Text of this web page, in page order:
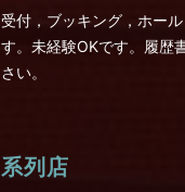
受付，ブッキング，ホー
す。未経験OKです。履歴
さい。
系列店